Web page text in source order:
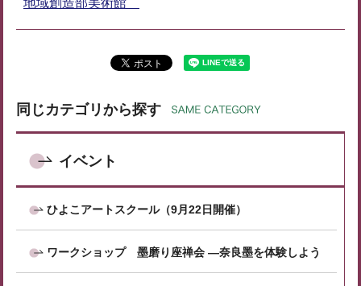
地域創造部美術館
同じカテゴリから探す
イベント
ひよこアートスクール（9月22日開催）
ワークショップ 墨磨り座禅会 ―奈良墨を体験しよう